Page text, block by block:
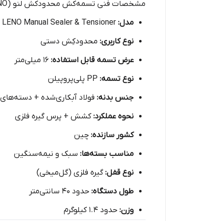
مشخصات فنی تسمه‌کش محدودکش لنو (LENO)
مدل:
نوع کاربری: محدودکِش دستی
عرض تسمه قابل استفاده:
نوع تسمه:
جنس بدنه: فولاد آبکاری‌شده +
نحوه عملکرد:کشش + پرس گیره فلزی
کشور سازنده: چین
مناسب بسته‌ها: سبک و نیمه‌سنگین
نوع قفل:گیره فلزی (گل‌میخی)
طول دستگاه: حدود 40 سانتی‌متر
وزن: حدود 1.4 کیلوگرم